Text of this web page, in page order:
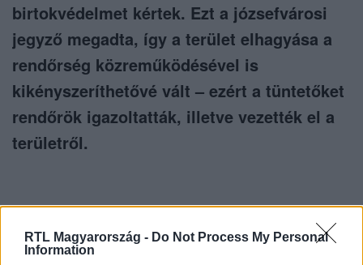
RTL Magyarország - Do Not Process My Personal
Information
birtokvédelmet kértek. Ezt a józsefvárosi
jegyző megadta, így a terület elhagyása a
rendőrség közreműködésével is
kikényszeríthetővé vált – ezért a tüntetőket
rendőrök igazoltatták, illetve vezették el a
területről.
Itt állítsd be, hogy az RTL.hu az elsők között